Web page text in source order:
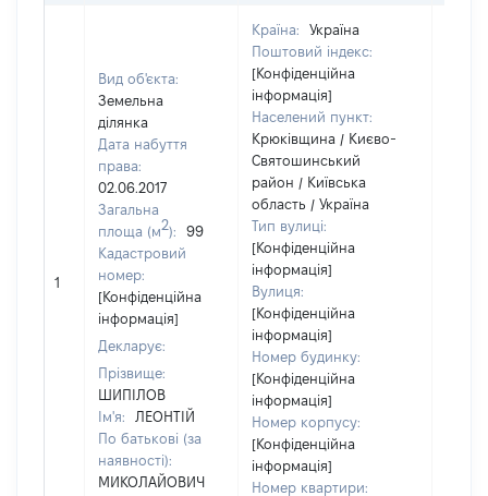
1
Вид об'єкта:
Земельна
ділянка
Дата набуття
права:
02.06.2017
Загальна
площа (м2):
99
Кадастровий
номер:
[Конфіденційна
інформація]
Декларує:
Прізвище:
ШИПІЛОВ
Ім'я:
ЛЕОНТІЙ
По батькові (за
наявності):
МИКОЛАЙОВИЧ
Країна:
Україна
Поштовий індекс:
[Конфіденційна
інформація]
Населений пункт:
Крюківщина / Києво-
Святошинський
район / Київська
область / Україна
Тип вулиці:
[Конфіденційна
інформація]
Вулиця:
[Конфіденційна
інформація]
Номер будинку:
[Конфіденційна
інформація]
Номер корпусу:
[Конфіденційна
інформація]
Номер квартири: